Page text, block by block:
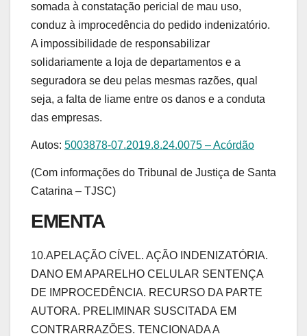
somada à constatação pericial de mau uso,
conduz à improcedência do pedido indenizatório.
A impossibilidade de responsabilizar
solidariamente a loja de departamentos e a
seguradora se deu pelas mesmas razões, qual
seja, a falta de liame entre os danos e a conduta
das empresas.
Autos: 5003878-07.2019.8.24.0075 – Acórdão
(Com informações do Tribunal de Justiça de Santa
Catarina – TJSC)
EMENTA
10.APELAÇÃO CÍVEL. AÇÃO INDENIZATÓRIA.
DANO EM APARELHO CELULAR SENTENÇA
DE IMPROCEDÊNCIA. RECURSO DA PARTE
AUTORA. PRELIMINAR SUSCITADA EM
CONTRARRAZÕES. TENCIONADA A